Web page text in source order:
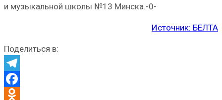
и музыкальной школы №13 Минска.-0-
Источник: БЕЛТА
Поделиться в:
Telegram
Facebook